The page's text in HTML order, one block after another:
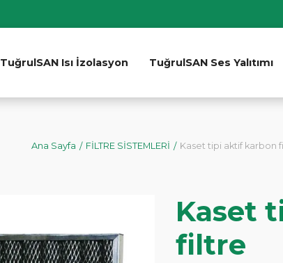
TuğrulSAN Isı İzolasyon TuğrulSAN Ses Yalıtımı
Ana Sayfa FİLTRE SİSTEMLERİ Kaset tipi aktif karbon
Kaset
filtre